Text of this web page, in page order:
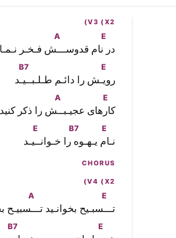
V3 (X2)
در
E
نام قدوســ
A
ـش فـخـر
رو
E
يـش را دائـم طـلـبـ
B7
ـيـد
كا
E
رهاى عجيـبـ
A
ـش را ذكر كنيد
نـا
E
م يـهـو
B7
ه را خـوانـ
E
ـيـد
CHORUS
V4 (X2)
تــ
E
ـسبـيح بخوانـيد تــ
A
ـسبيـح
E
B7